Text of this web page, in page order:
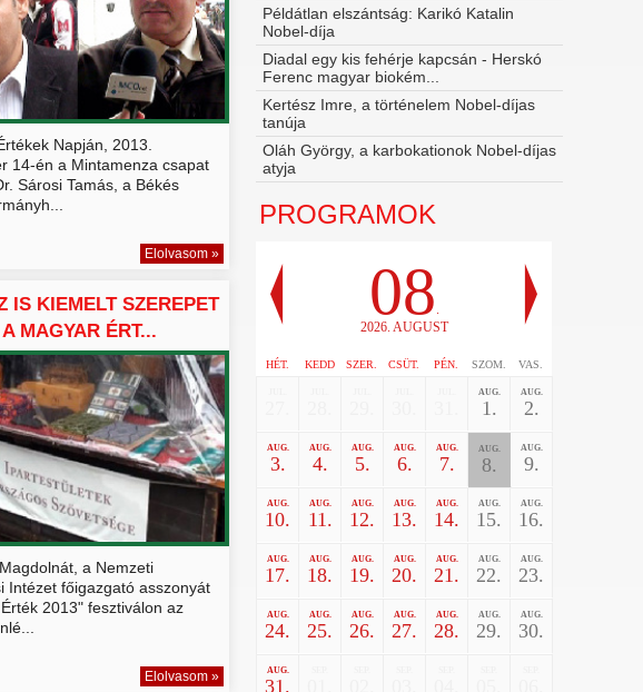
Napján, 2013.
14-én a Mintamenza csapat
Sárosi Tamás, a Békés
Elolvasom »
IS KIEMELT SZEREPET
MAGYAR ÉRT...
a Nemzeti
Intézet főigazgató asszonyát
2013" fesztiválon az
Elolvasom »
Példátlan elszántság: Karikó Katalin
Nobel-díja
Diadal egy kis fehérje kapcsán - Herskó
Ferenc magyar biokém...
Kertész Imre, a történelem Nobel-díjas
tanúja
Oláh György, a karbokationok Nobel-díjas
atyja
PROGRAMOK
08 .
2026. AUGUST
HÉT. KEDD SZER. CSÜT. PÉN. SZOM. VAS.
AUG.
1.
AUG.
2.
AUG.
3.
AUG.
4.
AUG.
5.
AUG.
6.
AUG.
7.
AUG.
8.
AUG.
9.
AUG.
10.
AUG.
11.
AUG.
12.
AUG.
13.
AUG.
14.
AUG.
15.
AUG.
16.
AUG.
17.
AUG.
18.
AUG.
19.
AUG.
20.
AUG.
21.
AUG.
22.
AUG.
23.
AUG.
24.
AUG.
25.
AUG.
26.
AUG.
27.
AUG.
28.
AUG.
29.
AUG.
30.
AUG.
31.